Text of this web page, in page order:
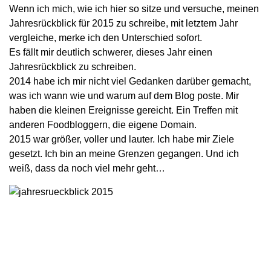
Wenn ich mich, wie ich hier so sitze und versuche, meinen
Jahresrückblick für 2015 zu schreibe, mit letztem Jahr
vergleiche, merke ich den Unterschied sofort.
Es fällt mir deutlich schwerer, dieses Jahr einen
Jahresrückblick zu schreiben.
2014 habe ich mir nicht viel Gedanken darüber gemacht,
was ich wann wie und warum auf dem Blog poste. Mir
haben die kleinen Ereignisse gereicht. Ein Treffen mit
anderen Foodbloggern, die eigene Domain.
2015 war größer, voller und lauter. Ich habe mir Ziele
gesetzt. Ich bin an meine Grenzen gegangen. Und ich
weiß, dass da noch viel mehr geht…